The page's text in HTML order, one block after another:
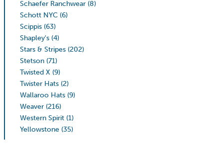
Schaefer Ranchwear (8)
Schott NYC (6)
Scippis (63)
Shapley's (4)
Stars & Stripes (202)
Stetson (71)
Twisted X (9)
Twister Hats (2)
Wallaroo Hats (9)
Weaver (216)
Western Spirit (1)
Yellowstone (35)